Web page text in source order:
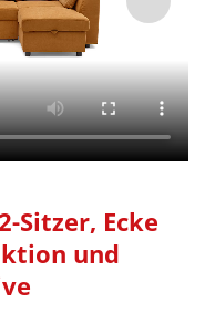
Sitzer, Ecke
und